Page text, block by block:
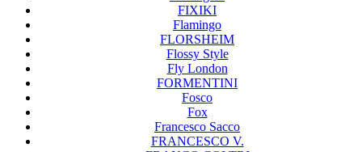
FIXIKI
Flamingo
FLORSHEIM
Flossy Style
Fly London
FORMENTINI
Fosco
Fox
Francesco Sacco
FRANCESCO V.